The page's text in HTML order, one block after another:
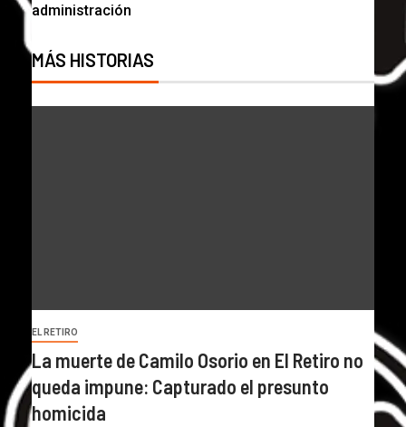
administración
MÁS HISTORIAS
EL RETIRO
La muerte de Camilo Osorio en El Retiro no
queda impune: Capturado el presunto
homicida